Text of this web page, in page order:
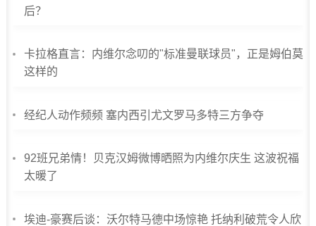
后？
卡拉格直言：内维尔念叨的"标准曼联球员"，正是姆伯莫
这样的
经纪人动作频频 塞内西引尤文罗马多特三方争夺
92班兄弟情！贝克汉姆微博晒照为内维尔庆生 这波祝福
太暖了
埃迪-豪赛后谈：沃尔特马德中场惊艳 托纳利破荒令人欣